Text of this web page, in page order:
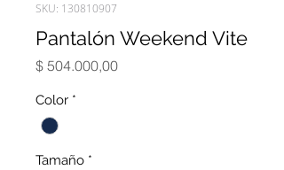
SKU: 130810907
Pantalón Weekend Vite
$ 504.000,00Precio
Color *
Tamaño *